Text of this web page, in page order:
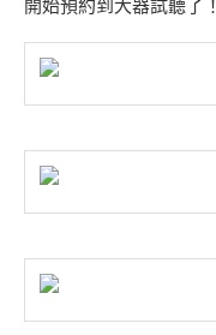
開始預約到大器試聽了！